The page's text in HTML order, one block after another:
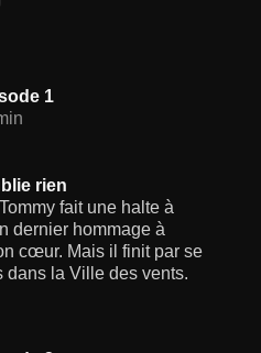
1
rien
fait une halte à
dernier hommage à
cœur. Mais il finit par se
dans la Ville des vents.